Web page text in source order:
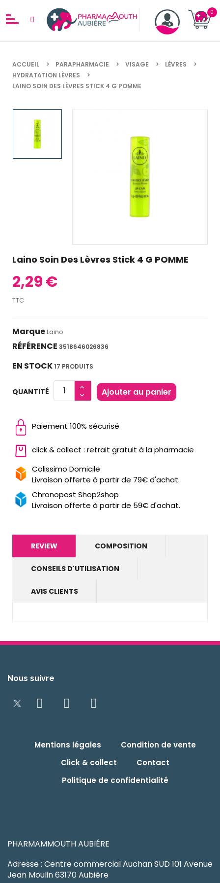
ACCUEIL PARAPHARMACIE VISAGE
LÈVRES
HYDRATATION LÈVRES
LAINO SOIN DES LÈVRES STICK 4 G POMME
Laino Soin Des Lèvres Stick 4 G POMME
2,29 €
TTC
MarqueLaino
RÉFÉRENCE 3518646026836
EN STOCK17 PRODUITS
QUANTITÉ Ajouter au panier
Paiement 100% sécurisé
click & collect : retrait gratuit à la pharmacie
Colissimo Domicile
Livraison offerte à partir de 79€ d'achat.
Chronopost Shop2shop
Livraison offerte à partir de 59€ d'achat.
REVIEW COMPOSITION
CONSEILS D'UTILISATION
AVIS CLIENTS
Nous suivre
Mentions légales
Condition de vente
Click & collect
Contact
Politique de confidentialité
PHARMAMMOUTH AUBIÉRE
Adresse : Centre commercial Auchan SUD 101 Avenue
Jean Moulin 63170 Aubière